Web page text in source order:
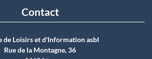
Contact
de Loisirs et d'Information asbI
Rue de la Montagne, 36